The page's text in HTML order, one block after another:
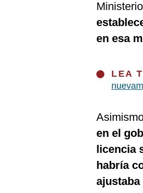
en esa
LEA
en el
licencia
habría